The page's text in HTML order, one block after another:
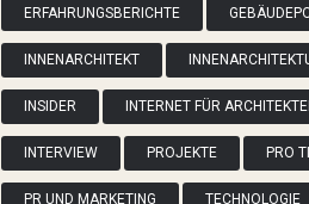
ERFAHRUNGSBERICHTE
INNENARCHITEKT
INSIDER INTERNET FÜR
INTERVIEW PROJEKTE PRO
PR UND MARKETING TECHNOLOGIE